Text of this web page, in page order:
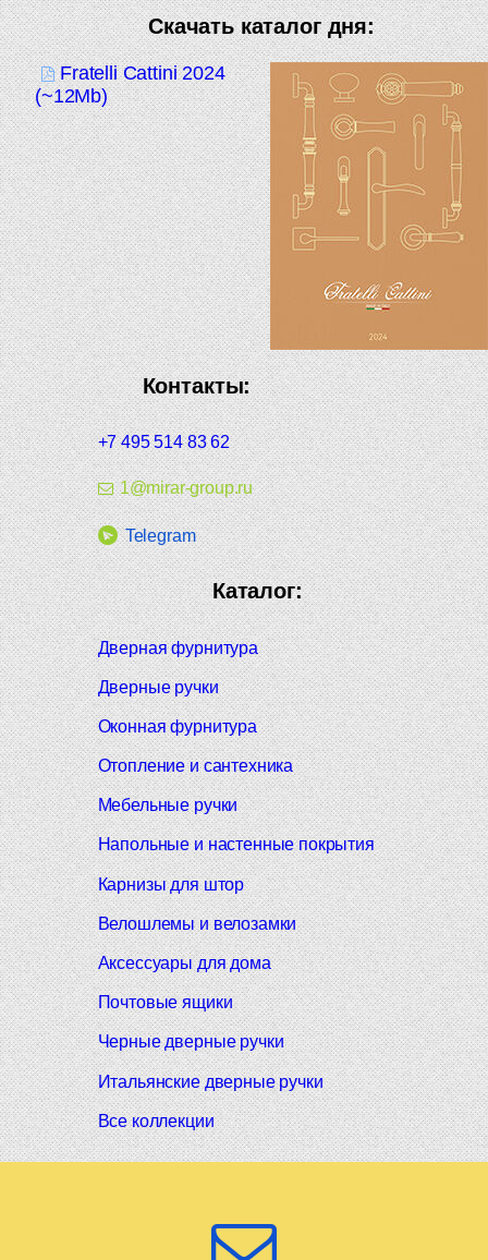
Скачать каталог дня:
Fratelli Cattini 2024
(~12Mb)
Контакты:
+7 495 514 83 62
1@mirar-group.ru
Telegram
Каталог:
Дверная фурнитура
Дверные ручки
Оконная фурнитура
Отопление и сантехника
Мебельные ручки
Напольные и настенные покрытия
Карнизы для штор
Велошлемы и велозамки
Аксессуары для дома
Почтовые ящики
Черные дверные ручки
Итальянские дверные ручки
Все коллекции